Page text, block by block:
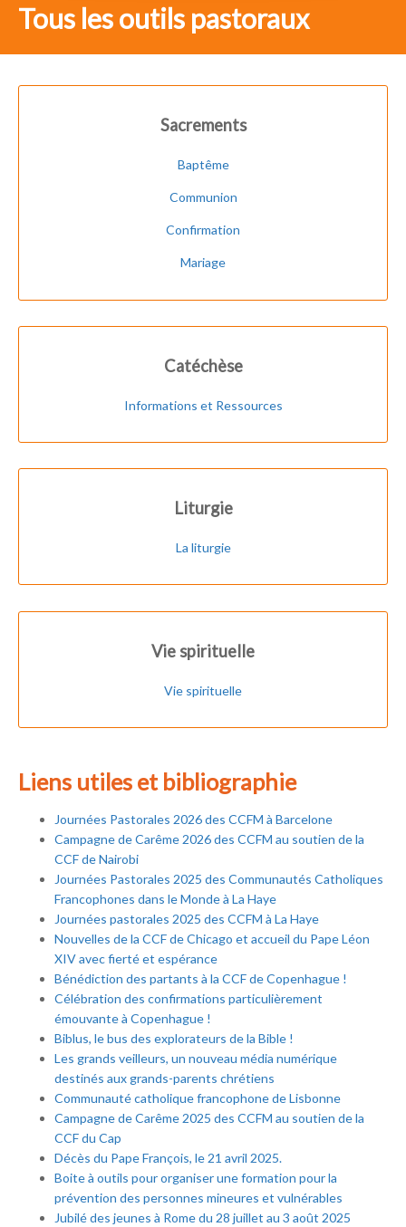
Tous les outils pastoraux
Sacrements
Baptême
Communion
Confirmation
Mariage
Catéchèse
Informations et Ressources
Liturgie
La liturgie
Vie spirituelle
Vie spirituelle
Liens utiles et bibliographie
Journées Pastorales 2026 des CCFM à Barcelone
Campagne de Carême 2026 des CCFM au soutien de la
CCF de Nairobi
Journées Pastorales 2025 des Communautés Catholiques
Francophones dans le Monde à La Haye
Journées pastorales 2025 des CCFM à La Haye
Nouvelles de la CCF de Chicago et accueil du Pape Léon
XIV avec fierté et espérance
Bénédiction des partants à la CCF de Copenhague !
Célébration des confirmations particulièrement
émouvante à Copenhague !
Biblus, le bus des explorateurs de la Bible !
Les grands veilleurs, un nouveau média numérique
destinés aux grands-parents chrétiens
Communauté catholique francophone de Lisbonne
Campagne de Carême 2025 des CCFM au soutien de la
CCF du Cap
Décès du Pape François, le 21 avril 2025.
Boite à outils pour organiser une formation pour la
prévention des personnes mineures et vulnérables
Jubilé des jeunes à Rome du 28 juillet au 3 août 2025